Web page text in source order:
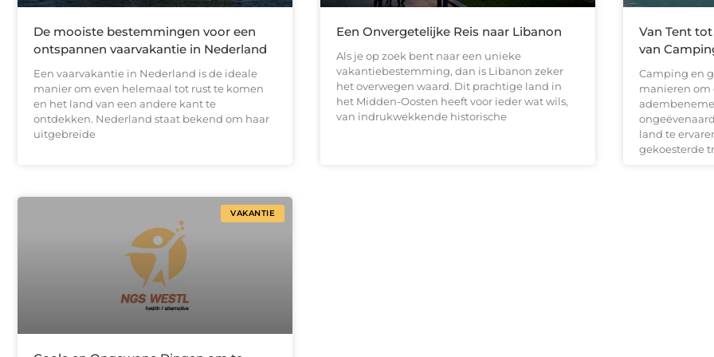
De mooiste bestemmingen voor een
ontspannen vaarvakantie in Nederland
Een vaarvakantie in Nederland is de ideale
manier om even helemaal tot rust te komen
en het land van een andere kant te
ontdekken. Nederland staat bekend om haar
uitgebreide
Een Onvergetelijke Reis naar Libanon
Als je op zoek bent naar een unieke
vakantiebestemming, dan is Libanon zeker
het overwegen waard. Dit prachtige land in
het Midden-Oosten heeft voor ieder wat wils,
van indrukwekkende historische
Van Tent
van
Camping en
manieren om
land te
gekoesterde
VAKANTIE